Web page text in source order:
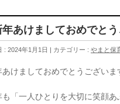
年あけましておめでと
: 2024年1月1日 | カテゴリー : やまと保
あけましておめでとうございま
も「一人ひとりを大切に笑顔